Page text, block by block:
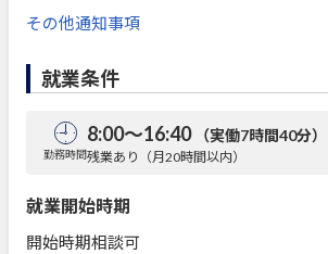
その他通知事項
就業条件
勤務時間
8:00～16:40 （実働7時間40分）
残業あり（月20時間以内）
就業開始時期
開始時期相談可